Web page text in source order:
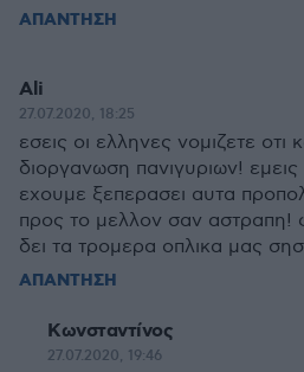
ΑΠΑΝΤΗΣΗ
Ali
27.07.2020, 18:25
εσεις οι ελληνες νομιζετε οτι
διοργανωση πανιγυριων! εμεις
εχουμε ξεπερασει αυτα
προς το μελλον σαν αστραπη!
δει τα τρομερα οπλικα μας
ΑΠΑΝΤΗΣΗ
Κωνσταντίνος
27.07.2020, 19:46